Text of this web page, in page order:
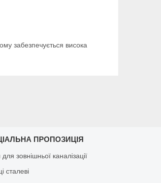
забезпечується висока
ПРОПОЗИЦІЯ
зовнішньої каналізації
сталеві